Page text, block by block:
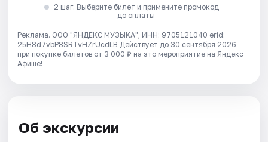
2 шаг. Выберите билет и примените промокод
до оплаты
Реклама. ООО "ЯНДЕКС МУЗЫКА", ИНН: 9705121040 erid:
25H8d7vbP8SRTvHZrUcdLB Действует до 30 сентября 2026
при покупке билетов от 3 000 ₽ на это мероприятие на Яндекс
Афише!
Об экскурсии